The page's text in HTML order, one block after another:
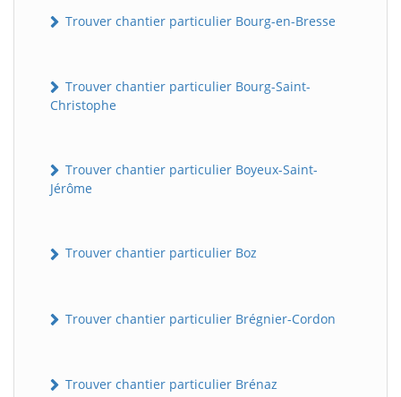
Trouver chantier particulier Bourg-en-Bresse
Trouver chantier particulier Bourg-Saint-
Christophe
Trouver chantier particulier Boyeux-Saint-
Jérôme
Trouver chantier particulier Boz
Trouver chantier particulier Brégnier-Cordon
Trouver chantier particulier Brénaz